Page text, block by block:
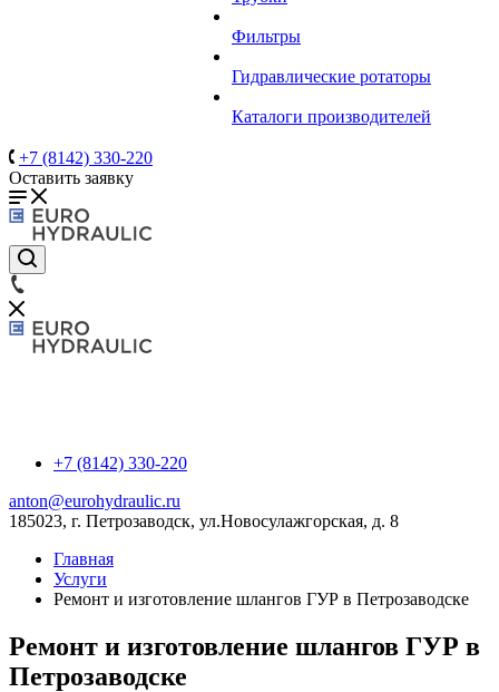
Фильтры
Гидравлические ротаторы
Каталоги производителей
+7 (8142) 330-220
Оставить заявку
+7 (8142) 330-220
anton@eurohydraulic.ru
185023, г. Петрозаводск, ул.Новосулажгорская, д. 8
Главная
Услуги
Ремонт и изготовление шлангов ГУР в Петрозаводске
Ремонт и изготовление шлангов ГУР в
Петрозаводске